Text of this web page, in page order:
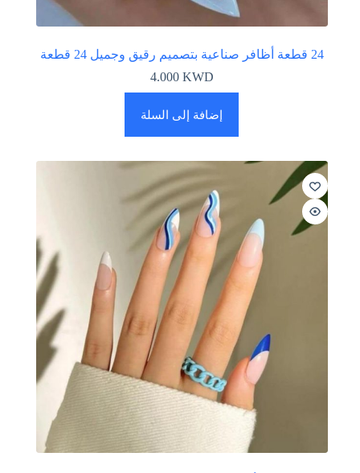
24 قطعة أظافر صناعية بتصميم رقيق وجميل 24 قطعة
4.000 KWD
إضافة إلى السلة